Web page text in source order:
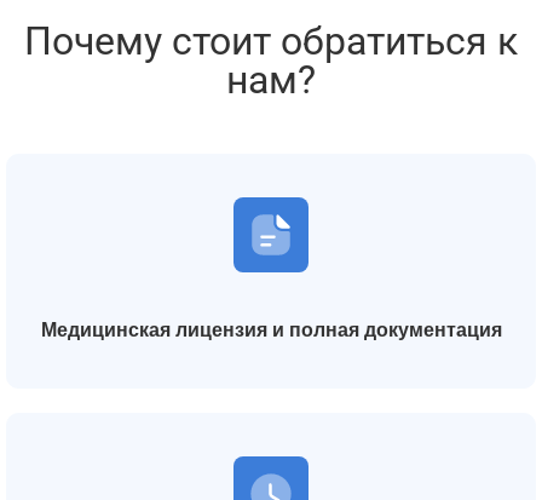
Почему стоит обратиться к
нам?
Медицинская лицензия и полная документация